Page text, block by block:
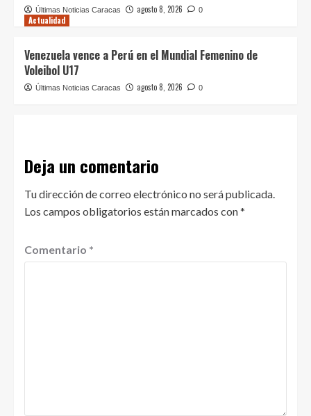
Últimas Noticias Caracas agosto 8, 2026 0
Actualidad
Venezuela vence a Perú en el Mundial Femenino de
Voleibol U17
Últimas Noticias Caracas agosto 8, 2026 0
Deja un comentario
Tu dirección de correo electrónico no será publicada.
Los campos obligatorios están marcados con*
Comentario *